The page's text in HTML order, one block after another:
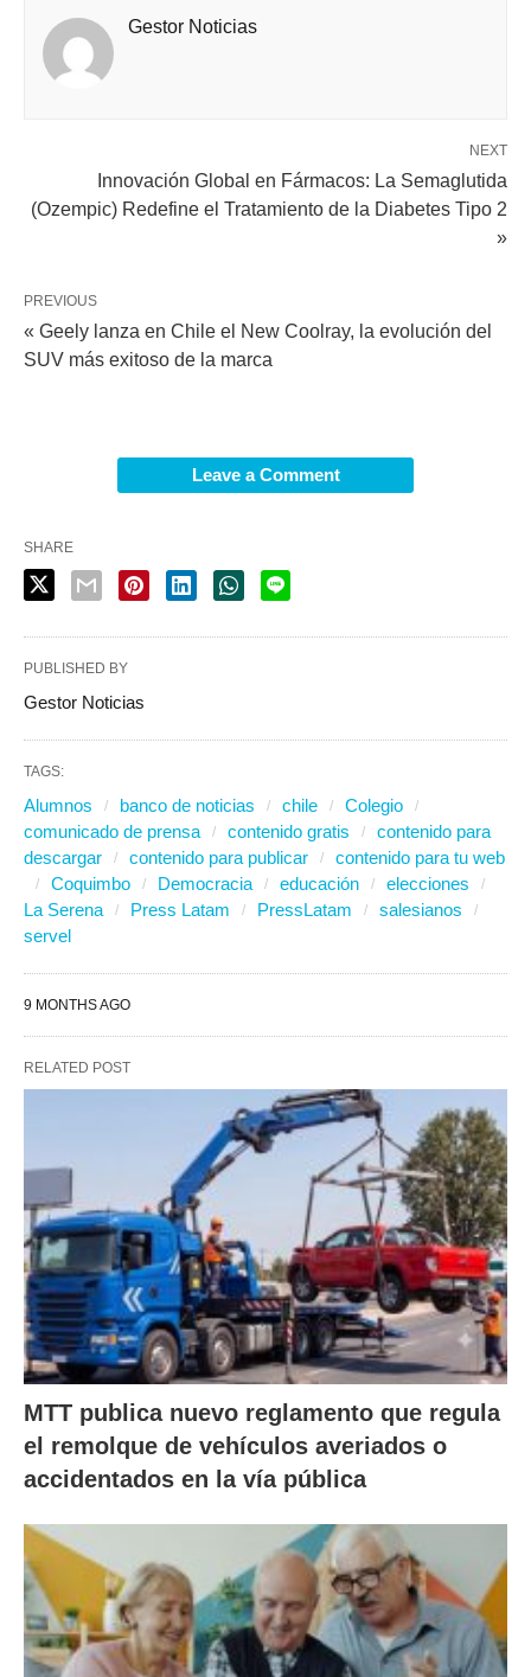
Gestor Noticias
NEXT
Innovación Global en Fármacos: La Semaglutida
(Ozempic) Redefine el Tratamiento de la Diabetes Tipo 2
»
PREVIOUS
« Geely lanza en Chile el New Coolray, la evolución del
SUV más exitoso de la marca
Leave a Comment
SHARE
PUBLISHED BY
Gestor Noticias
TAGS:
Alumnos banco de noticias chile
Colegio
comunicado de prensa
contenido gratis
contenido para
descargar
contenido para publicar
contenido para tu web
Coquimbo
Democracia educación
elecciones
La Serena
Press Latam PressLatam
salesianos
servel
9 MONTHS AGO
RELATED POST
MTT publica nuevo reglamento que regula
el remolque de vehículos averiados o
accidentados en la vía pública